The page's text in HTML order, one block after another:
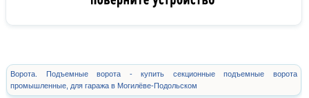
Ворота. Подъемные ворота - купить секционные подъемные ворота
промышленные, для гаража в Могилёве-Подольском